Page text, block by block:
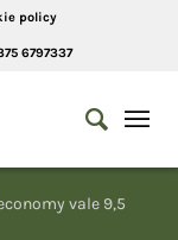
policy
6797337
vale 9,5